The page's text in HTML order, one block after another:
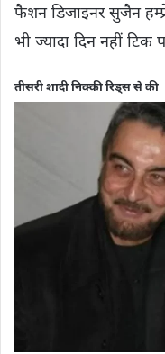
फैशन डिजाइनर सुजैन
भी ज्यादा दिन नहीं टिक
तीसरी शादी निक्‍की रिड्स से की